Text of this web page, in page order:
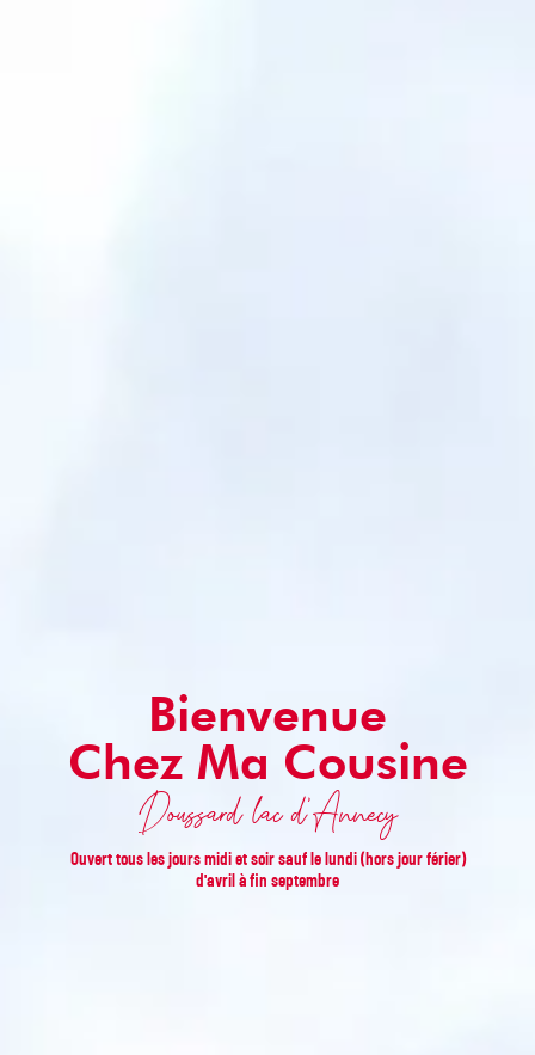
Bienvenue
Chez Ma Cousine
Doussard lac d'Annecy
Ouvert tous les jours midi et soir sauf le lundi (hors jour férier)
d'avril à fin septembre